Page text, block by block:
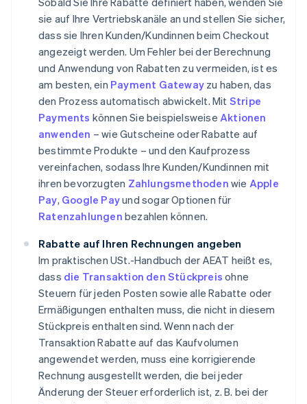
sie auf Ihre Vertriebskanäle an und stellen Sie sicher,
dass sie Ihren Kunden/Kundinnen beim Checkout
angezeigt werden. Um Fehler bei der Berechnung
und Anwendung von Rabatten zu vermeiden, ist es
am besten, ein Payment Gateway zu haben, das
den Prozess automatisch abwickelt. Mit Stripe
Payments können Sie beispielsweiseAktionen
anwenden – wie Gutscheine oder Rabatte auf
bestimmte Produkte – und den Kaufprozess
vereinfachen, sodass Ihre Kunden/Kundinnen mit
ihren bevorzugten Zahlungsmethoden wie Apple
Pay, Google Payund sogar Optionen für
Ratenzahlungen bezahlen können.
Rabatte auf Ihren Rechnungen angeben
Im praktischen USt.-Handbuch der AEAT heißt es,
dass die Transaktion den Stückpreis ohne
Steuern für jeden Posten sowie alle Rabatte oder
Ermäßigungen enthalten muss, die nicht in diesem
Stückpreis enthalten sind. Wenn nach der
Transaktion Rabatte auf das Kaufvolumen
angewendet werden, muss eine korrigierende
Rechnung ausgestellt werden, die bei jeder
Änderung der Steuer erforderlich ist, z. B. bei der